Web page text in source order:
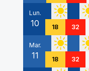
Lun.
10 18 32
Mar.
11 18 32